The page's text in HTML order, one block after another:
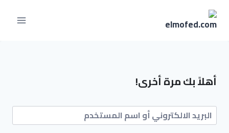
أهلاً بك مرة أخرى!